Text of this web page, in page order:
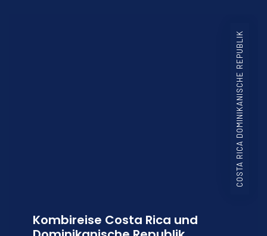
COSTA RICA DOMINIKANISCHE REPUBLIK
Kombireise Costa Rica und